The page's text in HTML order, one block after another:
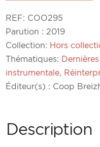
confins
du
18e
siècle
-
Roland
REF: COO295
Parution : 2019
Collection: Hors
Thématiques:
instrumentale,
Éditeur(s) : Coop
Description